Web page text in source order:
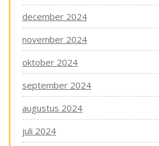
december 2024
november 2024
oktober 2024
september 2024
augustus 2024
juli 2024